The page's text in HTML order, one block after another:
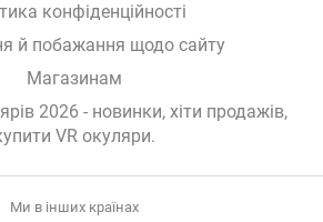
конфіденційності
й побажання щодо сайту
Магазинам
2026 - новинки, хіти продажів,
VR окуляри.
Ми в інших країнах